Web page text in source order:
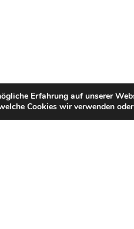
Erfahrung auf unserer
Cookies wir verwenden